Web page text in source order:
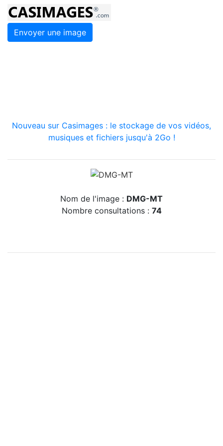
Envoyer une image
Nouveau sur Casimages : le stockage de vos vidéos,
musiques et fichiers jusqu'à 2Go !
Nom de l'image : DMG-MT
Nombre consultations : 74